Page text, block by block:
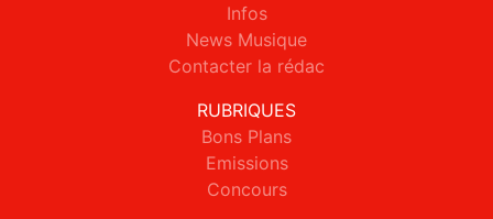
Infos
News Musique
Contacter la rédac
RUBRIQUES
Bons Plans
Emissions
Concours